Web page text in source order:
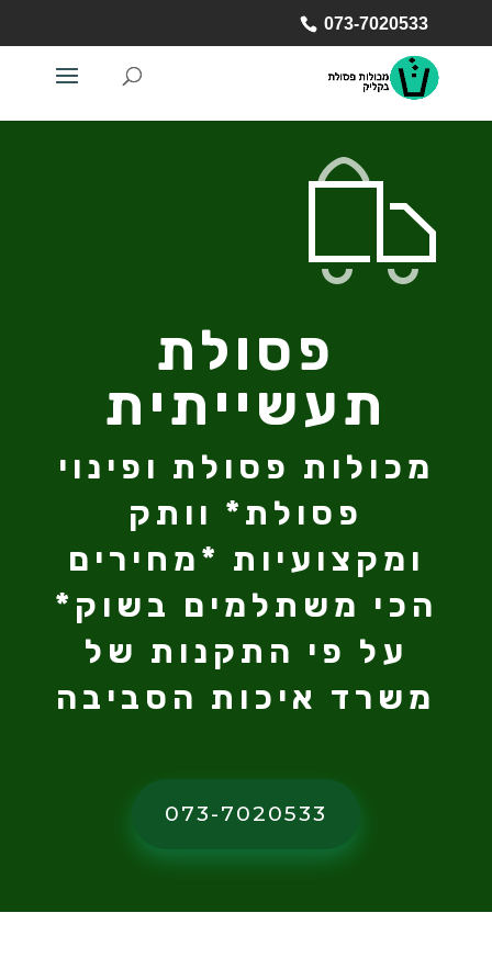
073-7020533
פסולת
תעשייתית
מכולות פסולת ופינוי
פסולת* וותק
ומקצועיות *מחירים
הכי משתלמים בשוק*
על פי התקנות של
משרד איכות הסביבה
073-7020533